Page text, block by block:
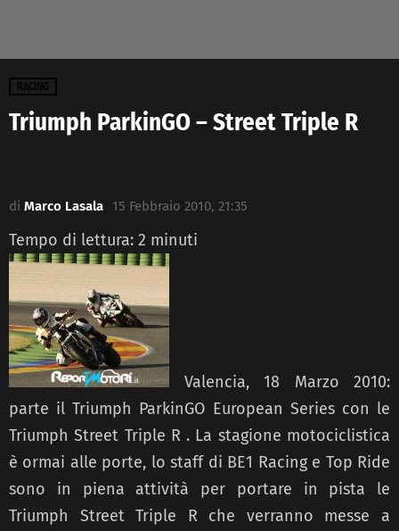
RACING
Triumph ParkinGO – Street Triple R
di Marco Lasala 15 Febbraio 2010, 21:35
Tempo di lettura: 2 minuti
Valencia, 18 Marzo 2010:
parte il Triumph ParkinGO European Series con le
Triumph Street Triple R . La stagione motociclistica
è ormai alle porte, lo staff di BE1 Racing e Top Ride
sono in piena attività per portare in pista le
Triumph Street Triple R che verranno messe a